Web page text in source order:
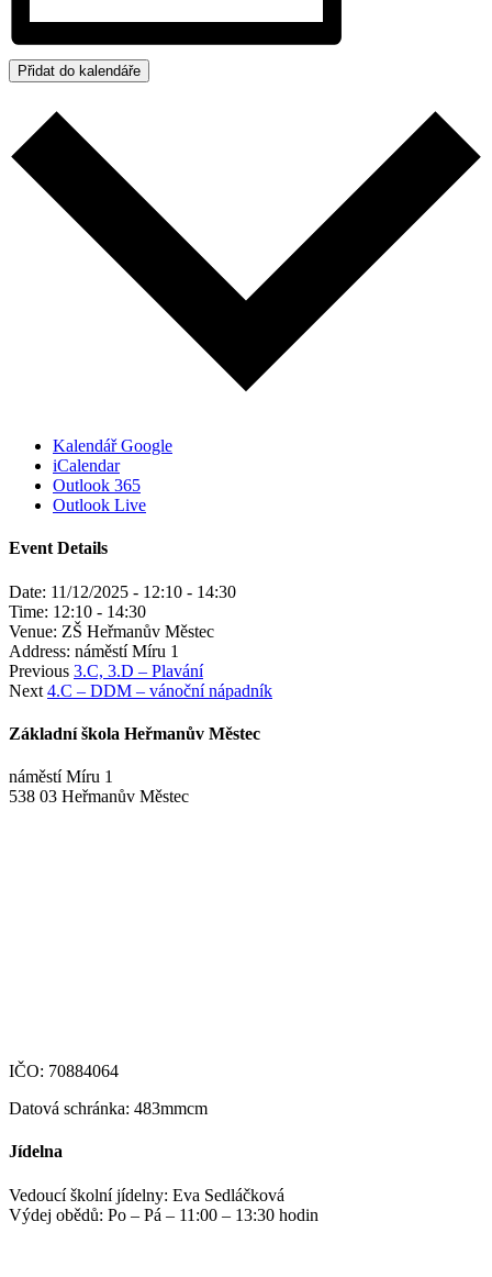
Přidat do kalendáře
Kalendář Google
iCalendar
Outlook 365
Outlook Live
Event Details
Date: 11/12/2025 - 12:10 - 14:30
Time: 12:10 - 14:30
Venue: ZŠ Heřmanův Městec
Address: náměstí Míru 1
Previous 3.C, 3.D – Plavání
Next 4.C – DDM – vánoční nápadník
Základní škola Heřmanův Městec
náměstí Míru 1
538 03 Heřmanův Městec
IČO: 70884064
Datová schránka: 483mmcm
Jídelna
Vedoucí školní jídelny: Eva Sedláčková
Výdej obědů: Po – Pá – 11:00 – 13:30 hodin